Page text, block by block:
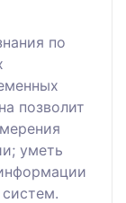
по
позволит
уметь